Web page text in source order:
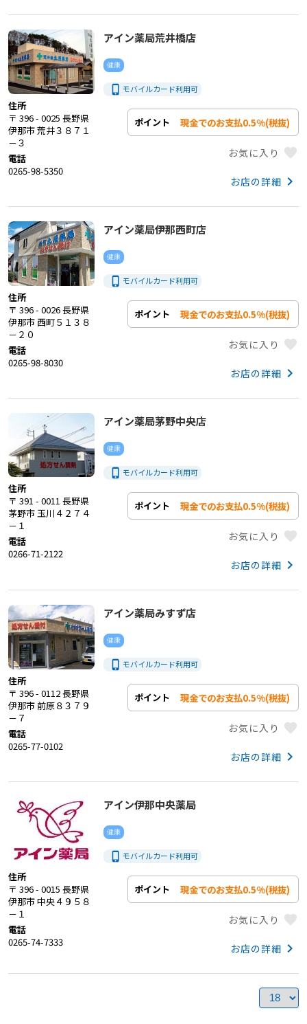
住所
〒 396 - 0025 長野県
伊那市 荒井３８７１
－３
電話
0265-98-5350
アイン薬局荒井橋店
健康
phone_iphone モバイルカード利用可
ポイント 現金でのお支払0.5%(税抜)
お気に入り favorite
お店の詳細 keyboard_arrow_right
住所
〒 396 - 0026 長野県
伊那市 西町５１３８
－２０
電話
0265-98-8030
アイン薬局伊那西町店
健康
phone_iphone モバイルカード利用可
ポイント 現金でのお支払0.5%(税抜)
お気に入り favorite
お店の詳細 keyboard_arrow_right
住所
〒 391 - 0011 長野県
茅野市 玉川４２７４
－１
電話
0266-71-2122
アイン薬局茅野中央店
健康
phone_iphone モバイルカード利用可
ポイント 現金でのお支払0.5%(税抜)
お気に入り favorite
お店の詳細 keyboard_arrow_right
住所
〒 396 - 0112 長野県
伊那市 前原８３７９
－７
電話
0265-77-0102
アイン薬局みすず店
健康
phone_iphone モバイルカード利用可
ポイント 現金でのお支払0.5%(税抜)
お気に入り favorite
お店の詳細 keyboard_arrow_right
住所
〒 396 - 0015 長野県
伊那市 中央４９５８
－１
電話
0265-74-7333
アイン伊那中央薬局
健康
phone_iphone モバイルカード利用可
ポイント 現金でのお支払0.5%(税抜)
お気に入り favorite
お店の詳細 keyboard_arrow_right